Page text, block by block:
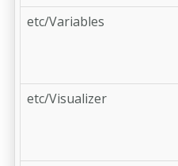
etc/Variables
etc/Visualizer